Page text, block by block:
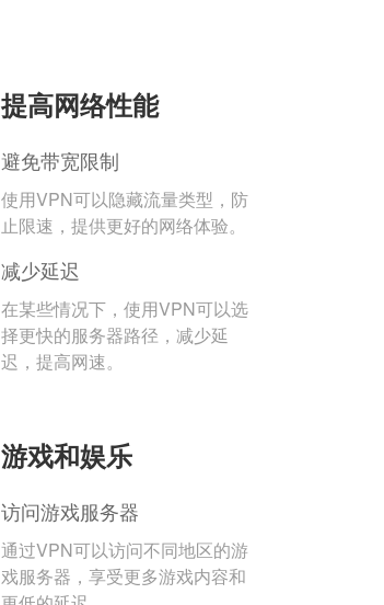
提高网络性能
避免带宽限制
使用VPN可以隐藏流量类型，防
止限速，提供更好的网络体验。
减少延迟
在某些情况下，使用VPN可以选
择更快的服务器路径，减少延
迟，提高网速。
游戏和娱乐
访问游戏服务器
通过VPN可以访问不同地区的游
戏服务器，享受更多游戏内容和